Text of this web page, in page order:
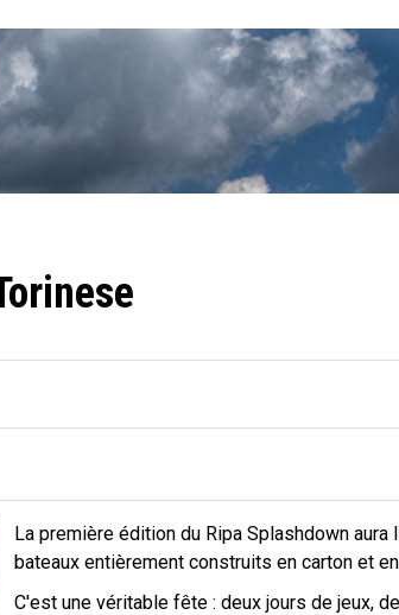
La première édition du Ripa Splashdown
bateaux entièrement construits en carton et
C'est une véritable fête : deux jours de jeux,